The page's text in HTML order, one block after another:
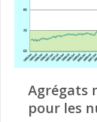
Agrégats
pour les